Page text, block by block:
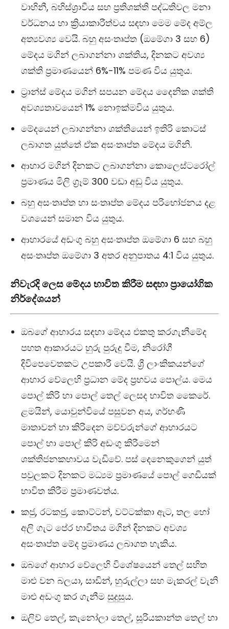
වාහිනී, බහිස්ශ්‍රාවීය සහ ප්‍රතිශක්ති පද්ධතිවල මනා
වර්ධනය හා ක්‍රියාකාරීත්වය සඳහා මෙම මේද අම්ල
අත්‍යවශ්‍ය වෙයි. බහු අසංතෘප්ත (ඔමේගා 3 සහ 6)
මේදය මගින් ලබාගන්නා ශක්තිය, දිනකට අවශ්‍ය
ශක්ති ප්‍රමාණයෙන් 6%-11% පමණ විය යුතුය.
ට්‍රාන්ස් මේදය මගින් සපයන මේදය දෛනික ශක්ති
අවශ්‍යතාවයෙන් 1% නොඉක්මවිය යුතුය.
මේදයෙන් ලබාගන්නා ශක්තියෙන් ඉතිරි කොටස්
ලබාගත යුත්තේ ඒක අසංතෘප්ත මේදය මගිනි.
ආහාර මගින් දිනකට ලබාගන්නා කොලෙස්ටරෝල්
ප්‍රමාණය මිලි ග්‍රෑම් 300 වඩා අඩු විය යුතුය.
බහු අසංතෘප්ත හා සංතෘප්ත මේදය පරිභෝජනය දළ
වශයෙන් සමාන විය යුතුය.
ආහාරයේ අඩංගු බහු අසංතෘප්ත ඔමේගා 6 සහ බහු
අසංතෘප්ත ඔමේගා 3 අතර අනුපාතය 4:1 විය යුතුය.
නිවැරදි ලෙස මේදය භාවිත කිරීම සඳහා ප්‍රායෝගික
නිර්දේශයන්
ඔබගේ ආහාරය සඳහා මේදය එකතු කරගැනීමේද
පහත ආකාරයට හුරු පුරුදු වීම, නිරෝගී
දිවිපෙවෙතකට උපකාරී වෙයි. ශ්‍රී ලාංකිකයන්ගේ
ආහාර වේලෙහි ප්‍රධාන මේද ප්‍රභවය පොල්ය. මෙය
පොල් කිරි හා පොල් තෙල් ලෙසද භාවිත කෙෙරේ.
ළමයින්, යොවුන්වියේ පසුවන අය, ගර්භණී
මාතාවන් හා කිරිදෙන මව්වරුන්ගේ ආහාරයට
පොල් හා පොල් කිරි අඩංගු කිරීමෙන්
ශක්තිජනකභාවය වැඩිවේ. පස් දෙනෙකුගෙන් යුත්
පවුලකට දිනකට මධ්‍යම ප්‍රමාණයේ පොල් ගෙඩියක්
භාවිත කිරීම ප්‍රමාණවත්ය.
කජු, රටකජු, කොට්ටන්, වට්ටක්කා ඇට, තල හෝ
අලි ගැට පේර භාවිතය මගින් දිනකට අවශ්‍ය
අසංතෘප්ත මේද ප්‍රමාණය ලබාගත හැකිය.
ඔබගේ ආහාර වේලෙහි විශේෂයෙන් තෙල් සහිත
මාළු වන බලයා, සාඩින්, හුරුල්ලා සහ මැකරල් වැනි
මාළු අඩංගු කර ගැනීම සුදුසුය.
ඔලිව් තෙල්, කැනෝලා තෙල්, සූරියකාන්ත තෙල් හා